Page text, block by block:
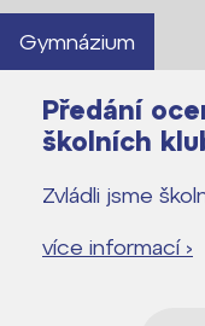
Gymnázium
Předání
školních
Zvládli jsme
více informací ›